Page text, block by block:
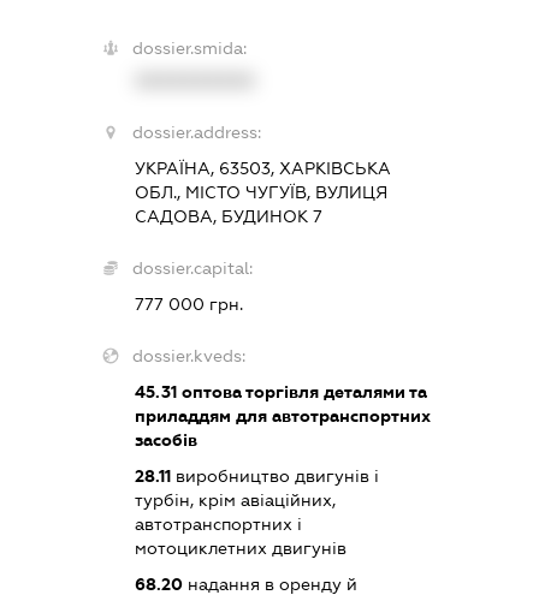
dossier.smida:
dossier.address:
УКРАЇНА, 63503, ХАРКІВСЬКА
ОБЛ., МІСТО ЧУГУЇВ, ВУЛИЦЯ
САДОВА, БУДИНОК 7
dossier.capital:
777 000 грн.
dossier.kveds:
45.31оптова торгівля деталями та
приладдям для автотранспортних
засобів
28.11виробництво двигунів і
турбін, крім авіаційних,
автотранспортних і
мотоциклетних двигунів
68.20надання в оренду й